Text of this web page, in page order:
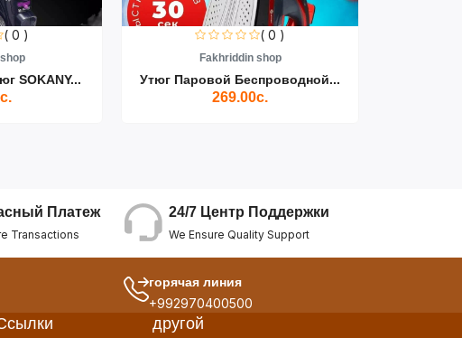
( 0 )
SOKANY...
( 0 )
Fakhriddin shop
Утюг Паровой Беспроводной...
269.00с.
Платеж
Transactions
24/7 Центр Поддержки
We Ensure Quality Support
горячая линия
+992970400500
другой